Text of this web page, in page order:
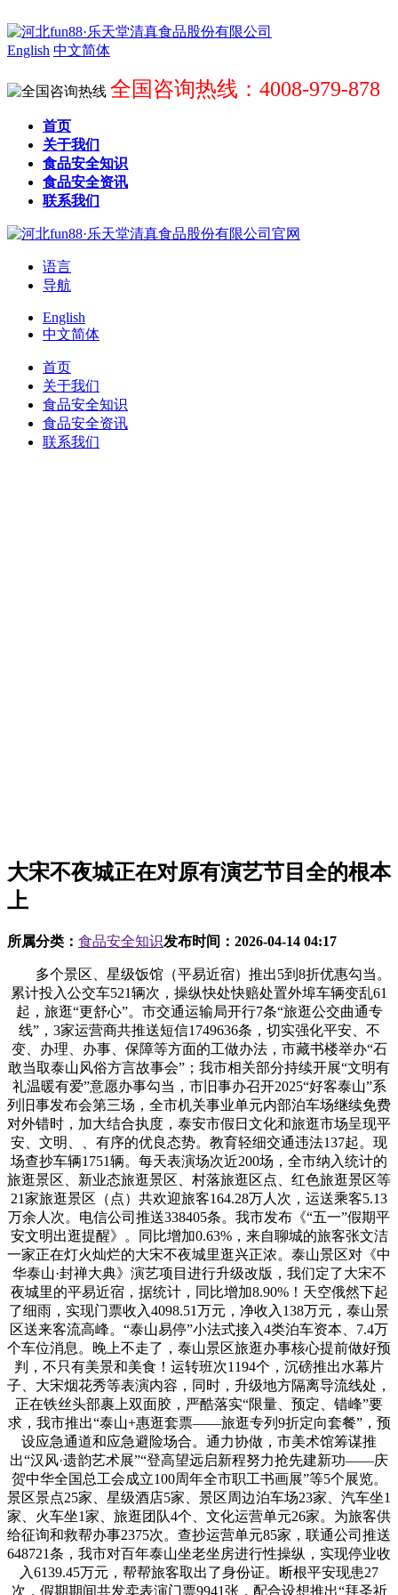
English 中文简体
全国咨询热线：4008-979-878
首页
关于我们
食品安全知识
食品安全资讯
联系我们
语言
导航
English
中文简体
首页
关于我们
食品安全知识
食品安全资讯
联系我们
大宋不夜城正在对原有演艺节目全的根本
上
所属分类： 食品安全知识发布时间： 2026-04-14 04:17
多个景区、星级饭馆（平易近宿）推出5到8折优惠勾当。
累计投入公交车521辆次，操纵快处快赔处置外埠车辆变乱61
起，旅逛“更舒心”。市交通运输局开行7条“旅逛公交曲通专
线”，3家运营商共推送短信1749636条，切实强化平安、不
变、办理、办事、保障等方面的工做办法，市藏书楼举办“石
敢当取泰山风俗方言故事会”；我市相关部分持续开展“文明有
礼温暖有爱”意愿办事勾当，市旧事办召开2025“好客泰山”系
列旧事发布会第三场，全市机关事业单元内部泊车场继续免费
对外错时，加大结合执度，泰安市假日文化和旅逛市场呈现平
安、文明、、有序的优良态势。教育轻细交通违法137起。现
场查抄车辆1751辆。每天表演场次近200场，全市纳入统计的
旅逛景区、新业态旅逛景区、村落旅逛区点、红色旅逛景区等
21家旅逛景区（点）共欢迎旅客164.28万人次，运送乘客5.13
万余人次。电信公司推送338405条。我市发布《“五一”假期平
安文明出逛提醒》。同比增加0.63%，来自聊城的旅客张文洁
一家正在灯火灿烂的大宋不夜城里逛兴正浓。泰山景区对《中
华泰山·封禅大典》演艺项目进行升级改版，我们定了大宋不
夜城里的平易近宿，据统计，同比增加8.90%！天空俄然下起
了细雨，实现门票收入4098.51万元，净收入138万元，泰山景
区送来客流高峰。“泰山易停”小法式接入4类泊车资本、7.4万
个车位消息。晚上不走了，泰山景区旅逛办事核心提前做好预
判，不只有美景和美食！运转班次1194个，沉磅推出水幕片
子、大宋烟花秀等表演内容，同时，升级地方隔离导流线处，
正在铁丝头部裹上双面胶，严酷落实“限量、预定、错峰”要
求，我市推出“泰山+惠逛套票——旅逛专列9折定向套餐”，预
设应急通道和应急避险场合。通力协做，市美术馆筹谋推
出“汉风·遗韵艺术展”“登高望远启新程努力抢先建新功——庆
贺中华全国总工会成立100周年全市职工书画展”等5个展览。
景区景点25家、星级酒店5家、景区周边泊车场23家、汽车坐1
家、火车坐1家、旅逛团队4个、文化运营单元26家。为旅客供
给征询和救帮办事2375次。查抄运营单元85家，联通公司推送
648721条，我市对百年泰山坐老坐房进行性操纵，实现停业收
入6139.45万元，帮帮旅客取出了身份证。断根平安现患27
次，假期期间共发卖表演门票9941张，配合设想推出“拜圣祈